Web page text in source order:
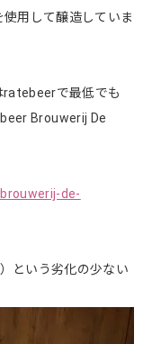
用して醸造していま
ratebeerで最低でも
Brouwerij De
de-
という劣化の少ない